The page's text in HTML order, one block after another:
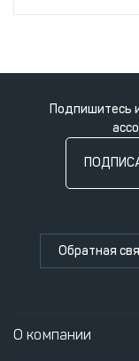
Подпишитесь
Обратная
О компании